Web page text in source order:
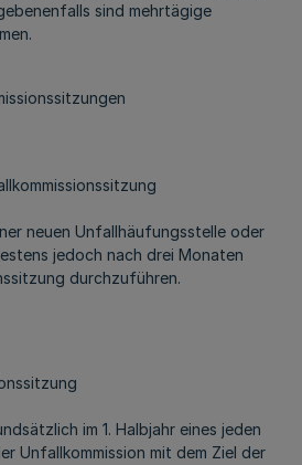
sind mehrtägige
neuen Unfallhäufungsstelle oder
jedoch nach drei Monaten
durchzuführen.
im 1. Halbjahr eines jeden
Unfallkommission mit dem Ziel der